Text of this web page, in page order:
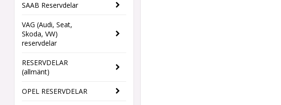
SAAB Reservdelar
VAG (Audi, Seat,
Skoda, VW)
reservdelar
RESERVDELAR
(allmänt)
OPEL RESERVDELAR